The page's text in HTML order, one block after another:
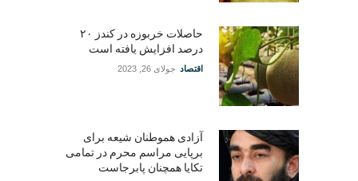
حاصلات خربوزه در کندز ۲۰
درصد افزایش یافته است
اقتصاد جولای 26, 2023
آزادی هموطنان شیعه برای
برپایی مراسم محرم در تمامی
تکایا همچنان پابرجاست